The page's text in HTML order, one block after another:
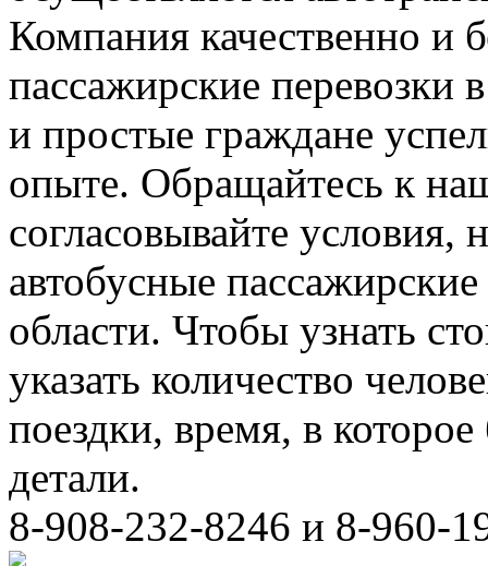
Компания качественно и
пассажирские
и простые граждане
опыте. Обращайтесь к
согласовывайте условия,
автобусные
области. Чтобы узнать
указать количество
поездки, время, в
детали.
8-908-232-8246 и 8-960-